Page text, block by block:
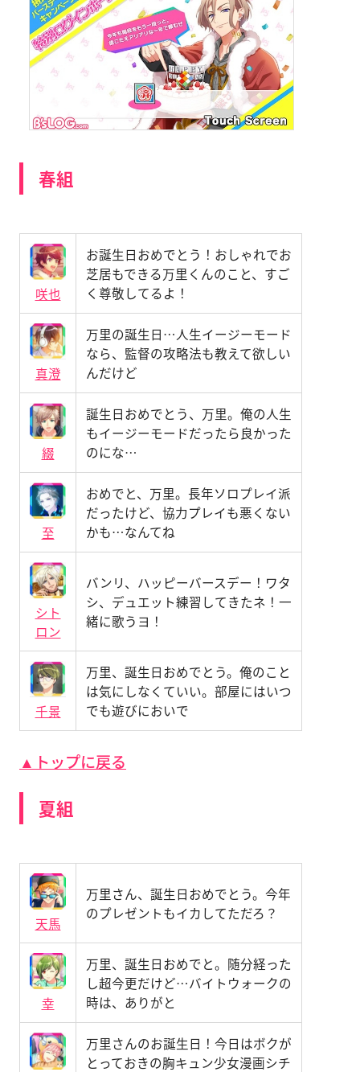
春組
咲也
お誕生日おめでとう！おしゃれでお
芝居もできる万里くんのこと、すご
く尊敬してるよ！
真澄
万里の誕生日…人生イージーモード
なら、監督の攻略法も教えて欲しい
んだけど
綴
誕生日おめでとう、万里。俺の人生
もイージーモードだったら良かった
のにな…
至
おめでと、万里。長年ソロプレイ派
だったけど、協力プレイも悪くない
かも…なんてね
シト
ロン
バンリ、ハッピーバースデー！ワタ
シ、デュエット練習してきたネ！一
緒に歌うヨ！
千景
万里、誕生日おめでとう。俺のこと
は気にしなくていい。部屋にはいつ
でも遊びにおいで
▲トップに戻る
夏組
天馬
万里さん、誕生日おめでとう。今年
のプレゼントもイカしてただろ？
幸
万里、誕生日おめでと。随分経った
し超今更だけど…バイトウォークの
時は、ありがと
万里さんのお誕生日！今日はボクが
とっておきの胸キュン少女漫画シチ